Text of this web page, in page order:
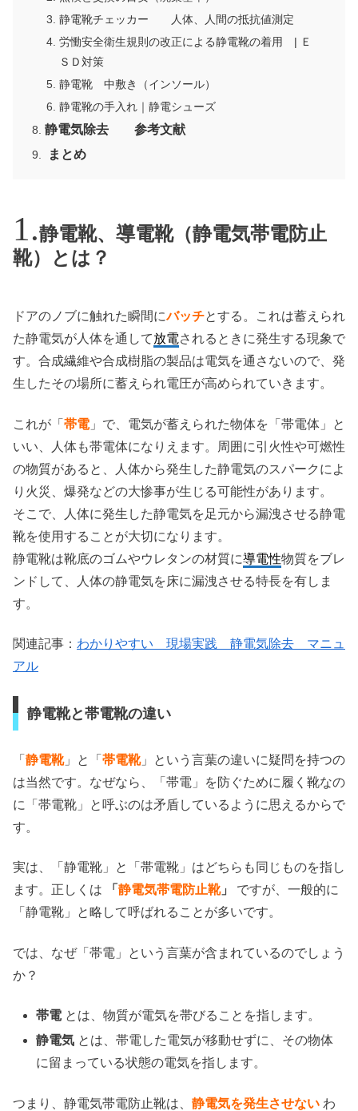
静電靴チェッカー 人体、人間の抵抗値測定
労慟安全衛生規則の改正による静電靴の着用 | Ｅ
ＳＤ対策
静電靴 中敷き（インソール）
静電靴の手入れ｜静電シューズ
静電気除去 参考文献
まとめ
静電靴、導電靴（静電気帯電防止
靴）とは？
ドアのノブに触れた瞬間にバッチとする。これは蓄えられ
た静電気が人体を通して放電されるときに発生する現象で
す。合成繊維や合成樹脂の製品は電気を通さないので、発
生したその場所に蓄えられ電圧が高められていきます。
これが「 帯電」で、電気が蓄えられた物体を「帯電体」と
いい、人体も帯電体になりえます。周囲に引火性や可燃性
の物質があると、人体から発生した静電気のスパークによ
り火災、爆発などの大惨事が生じる可能性があります。
そこで、人体に発生した静電気を足元から漏洩させる静電
靴を使用することが大切になります。
静電靴は靴底のゴムやウレタンの材質に導電性物質をブレ
ンドして、人体の静電気を床に漏洩させる特長を有しま
す。
関連記事： わかりやすい 現場実践 静電気除去 マニュ
アル
静電靴と帯電靴の違い
「 静電靴」と「 帯電靴」という言葉の違いに疑問を持つの
は当然です。なぜなら、「帯電」を防ぐために履く靴なの
に「帯電靴」と呼ぶのは矛盾しているように思えるからで
す。
実は、「静電靴」と「帯電靴」はどちらも同じものを指し
ます。正しくは
「 静電気帯電防止靴」
ですが、一般的に
「静電靴」と略して呼ばれることが多いです。
では、なぜ「帯電」という言葉が含まれているのでしょう
か？
帯電とは、物質が電気を帯びることを指します。
静電気 とは、帯電した電気が移動せずに、その物体
に留まっている状態の電気を指します。
つまり、静電気帯電防止靴は、 静電気を発生させない わ